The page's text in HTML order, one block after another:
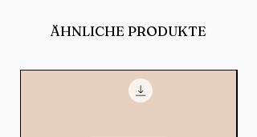
ÄHNLICHE PRODUKTE